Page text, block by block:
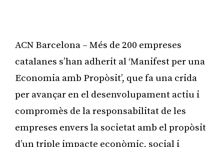
ACN Barcelona – Més de 200 empreses
catalanes s’han adherit al ‘Manifest per una
Economia amb Propòsit’, que fa una crida
per avançar en el desenvolupament actiu i
compromès de la responsabilitat de les
empreses envers la societat amb el propòsit
d’un triple impacte econòmic, social i